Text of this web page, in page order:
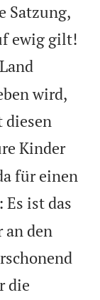
Satzung,
ewig gilt!
wird,
diesen
Kinder
für einen
ist das
an den
die